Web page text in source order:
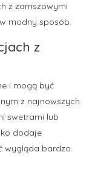
z zamszowymi
modny sposób.
z
i mogą być
z najnowszych
swetrami lub
dodaje
wygląda bardzo